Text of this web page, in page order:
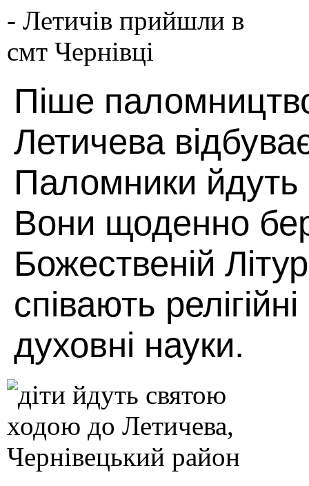
Піше
Летичева
Паломники йдуть
Вони щоденно
Божественій
співають
духовні науки.